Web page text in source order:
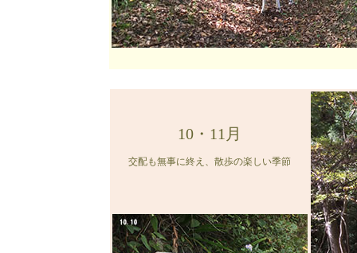
10・11月
交配も無事に終え、散歩の楽しい季節